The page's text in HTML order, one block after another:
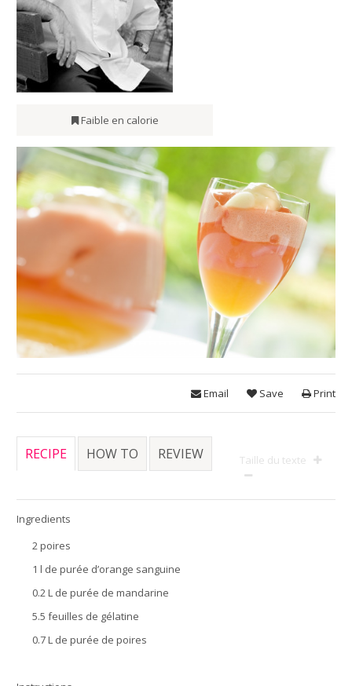
Faible en calorie
Email Save Print
RECIPE HOW TO REVIEW Taille du texte
Ingredients
2 poires
1 l de purée d’orange sanguine
0.2 L de purée de mandarine
5.5 feuilles de gélatine
0.7 L de purée de poires